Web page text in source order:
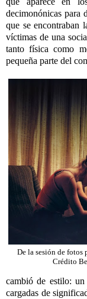
decimonónicas para
que se encontraban
víctimas de una
tanto física como
pequeña parte del
De la sesión de
Crédito
cambió de estilo:
cargadas de